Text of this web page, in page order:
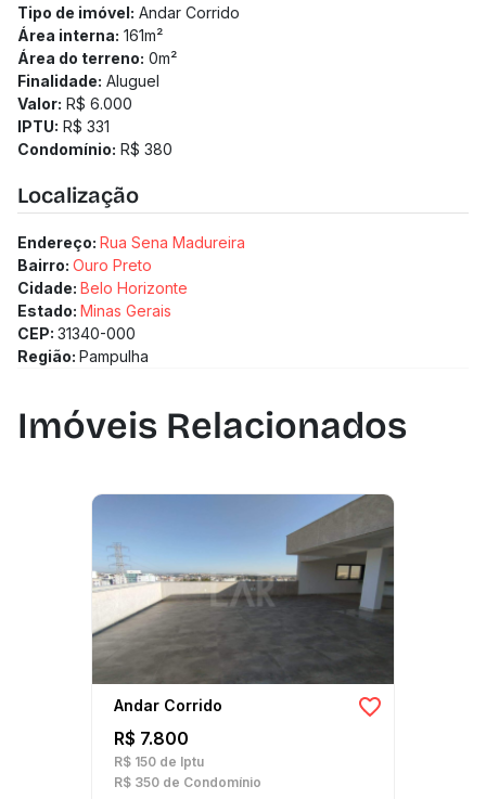
Tipo de imóvel: Andar Corrido
Área interna: 161m²
Área do terreno: 0m²
Finalidade: Aluguel
Valor: R$ 6.000
IPTU: R$ 331
Condomínio: R$ 380
Localização
Endereço: Rua Sena Madureira
Bairro: Ouro Preto
Cidade: Belo Horizonte
Estado: Minas Gerais
CEP: 31340-000
Região: Pampulha
Imóveis Relacionados
Andar Corrido
R$ 7.800
R$ 150 de Iptu
R$ 350 de Condomínio